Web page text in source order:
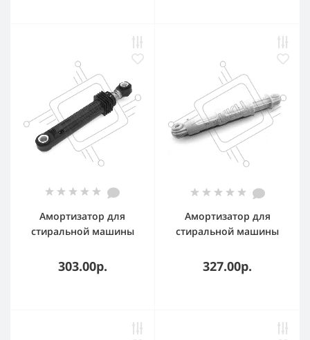
Амортизатор для
стиральной машины
265мм 4901ER2003A
303.00р.
Амортизатор для
стиральной машины
зам. 46001947
327.00р.